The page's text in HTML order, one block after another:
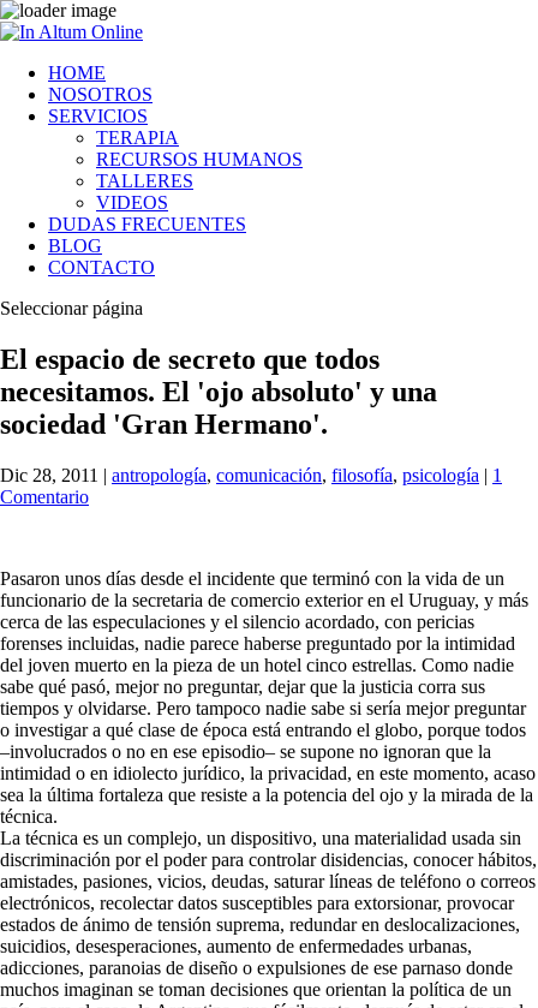
HOME
NOSOTROS
SERVICIOS
TERAPIA
RECURSOS HUMANOS
TALLERES
VIDEOS
DUDAS FRECUENTES
BLOG
CONTACTO
Seleccionar página
El espacio de secreto que todos
necesitamos. El 'ojo absoluto' y una
sociedad 'Gran Hermano'.
Dic 28, 2011 | antropología, comunicación, filosofía, psicología | 1
Comentario
Pasaron unos días desde el incidente que terminó con la vida de un
funcionario de la secretaria de comercio exterior en el Uruguay, y más
cerca de las especulaciones y el silencio acordado, con pericias
forenses incluidas, nadie parece haberse preguntado por la intimidad
del joven muerto en la pieza de un hotel cinco estrellas. Como nadie
sabe qué pasó, mejor no preguntar, dejar que la justicia corra sus
tiempos y olvidarse. Pero tampoco nadie sabe si sería mejor preguntar
o investigar a qué clase de época está entrando el globo, porque todos
–involucrados o no en ese episodio– se supone no ignoran que la
intimidad o en idiolecto jurídico, la privacidad, en este momento, acaso
sea la última fortaleza que resiste a la potencia del ojo y la mirada de la
técnica.
La técnica es un complejo, un dispositivo, una materialidad usada sin
discriminación por el poder para controlar disidencias, conocer hábitos,
amistades, pasiones, vicios, deudas, saturar líneas de teléfono o correos
electrónicos, recolectar datos susceptibles para extorsionar, provocar
estados de ánimo de tensión suprema, redundar en deslocalizaciones,
suicidios, desesperaciones, aumento de enfermedades urbanas,
adicciones, paranoias de diseño o expulsiones de ese parnaso donde
muchos imaginan se toman decisiones que orientan la política de un